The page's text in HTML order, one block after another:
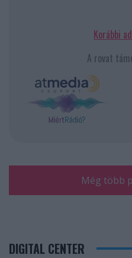
Korábbi
A rovat
Még több
DIGITAL CENTER